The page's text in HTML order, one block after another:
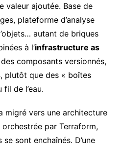
valeur ajoutée. Base de
plateforme d’analyse
autant de briques
à l’infrastructure as
composants versionnés,
plutôt que des « boîtes
de l’eau.
migré vers une architecture
orchestrée par Terraform,
sont enchaînés. D’une